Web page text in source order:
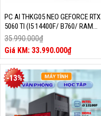
PC AI THKG05 NEO GEFORCE RTX
5060 TI (I5 14400F/ B760/ RAM
16GB/ RTX 5060TI/ SSD 512GB/
750W/ DOS)
35.990.000₫
Giá
gốc
là:
35.990.000₫.
33.990.000₫
Giá
hiện
tại
là:
33.990.000₫.
-13%